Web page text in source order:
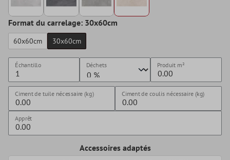
Format du carrelage: 30x60cm
60x60cm 30x60cm
Échantillo Déchets Produit m²
Ciment de tuile nécessaire (kg) Ciment de coulis nécessaire (kg)
Apprêt
Accessoires adaptés